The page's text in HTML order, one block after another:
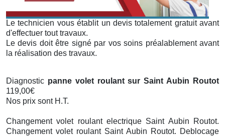
Le technicien vous établit un devis totalement gratuit avant
d'effectuer tout travaux.
Le devis doit être signé par vos soins préalablement avant
la réalisation des travaux.
Diagnostic panne volet roulant sur Saint Aubin Routot
119,00€
Nos prix sont H.T.
Changement volet roulant electrique Saint Aubin Routot.
Changement volet roulant Saint Aubin Routot. Deblocage